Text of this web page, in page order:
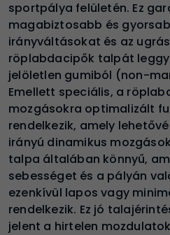
sportpálya felületén. Ez
magabiztosabb és
irányváltásokat és az
röplabdacipők talpát
jelöletlen gumiból (non-
Emellett speciális, a
mozgásokra optimalizált
rendelkezik, amely
irányú dinamikus
talpa általában könnyű,
sebességet és a pályán
ezenkívül lapos vagy
rendelkezik. Ez jó
jelent a hirtelen